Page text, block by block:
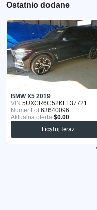
Ostatnio dodane
BMW X5 2019
VIN:5UXCR6C52KLL37721
Numer Lot:63640096
Aktualna oferta:$0.00
Licytuj teraz